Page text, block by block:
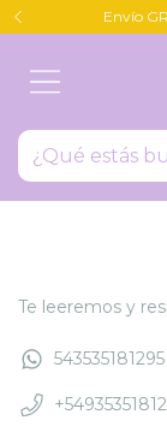
Envío
Te leeremos y
543535181295